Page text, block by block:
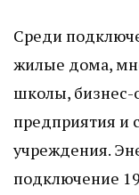
Среди
жилые дома,
школы,
предприятия и
учреждения.
подключение